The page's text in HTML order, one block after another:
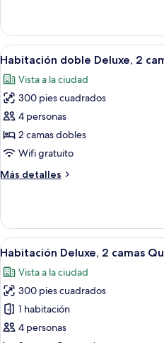
Deluxe,
cama
size
Abrir
todas
las
fotos
de
Habitación
doble
2
4
Habitación doble Deluxe, 2
Vista a la ciudad
300 pies cuadrados
4 personas
2 camas dobles
Wifi gratuito
Más detalles
Más
doble
Deluxe,
2
matrimoniales
Abrir
todas
las
fotos
de
Habitación
2
Habitación Deluxe, 2 camas
Vista a la ciudad
300 pies cuadrados
1 habitación
4 personas